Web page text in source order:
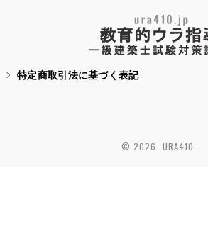
特定商取引法に基づく表記
© 2026 URA410.